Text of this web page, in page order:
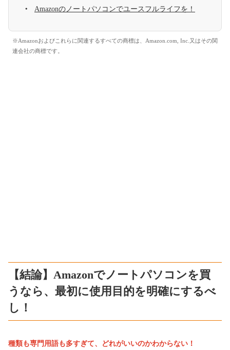
Amazonのノートパソコンでユースフルライフを！
※Amazonおよびこれらに関連するすべての商標は、Amazon.com, Inc.又はその関
連会社の商標です。
【結論】Amazonでノートパソコンを買
うなら、最初に使用目的を明確にするべ
し！
種類も専門用語も多すぎて、どれがいいのかわからない！